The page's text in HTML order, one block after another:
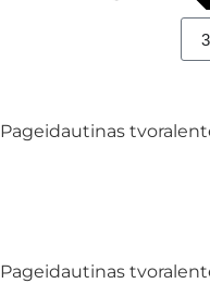
Pageidautinas
Pageidautinas